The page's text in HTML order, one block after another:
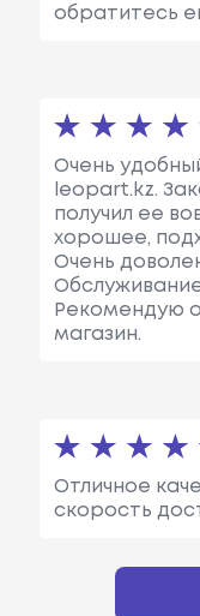
обратитесь
Очень
leopart.kz.
получил ее
хорошее,
Очень
Рекомендую
магазин.
Отличное
скорость